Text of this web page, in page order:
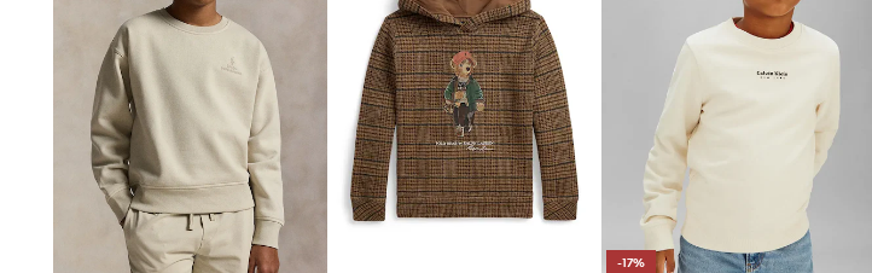
-17%